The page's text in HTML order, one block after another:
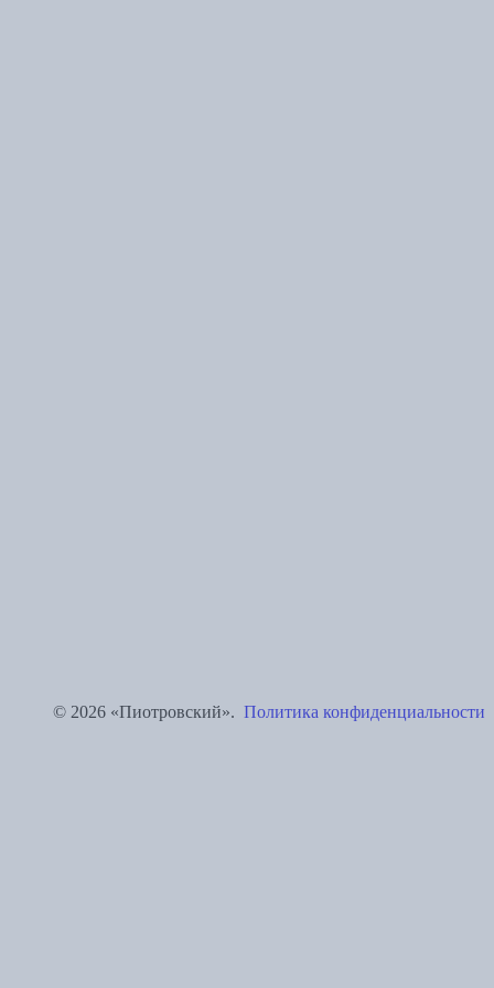
© 2026 «Пиотровский». Политика конфиденциальности